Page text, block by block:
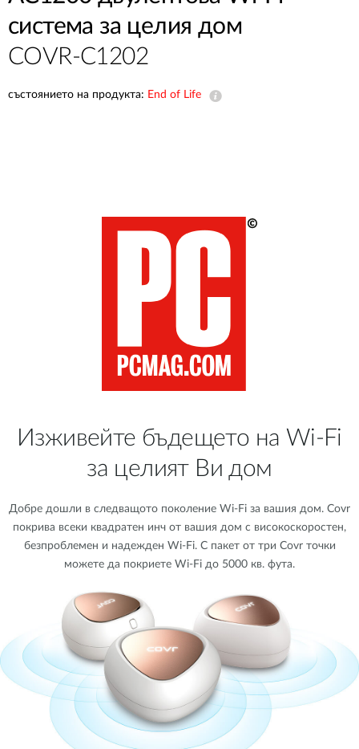
система за целия дом
COVR-C1202
състоянието на продукта: End of Life
Изживейте бъдещето на Wi-Fi
за цeлият Ви дом
Добре дошли в следващото поколение Wi-Fi за вашия дом. Covr
покрива всеки квадратен инч от вашия дом с високоскоростен,
безпроблемен и надежден Wi-Fi. С пакет от три Covr точки
можете да покриете Wi-Fi до 5000 кв. фута.